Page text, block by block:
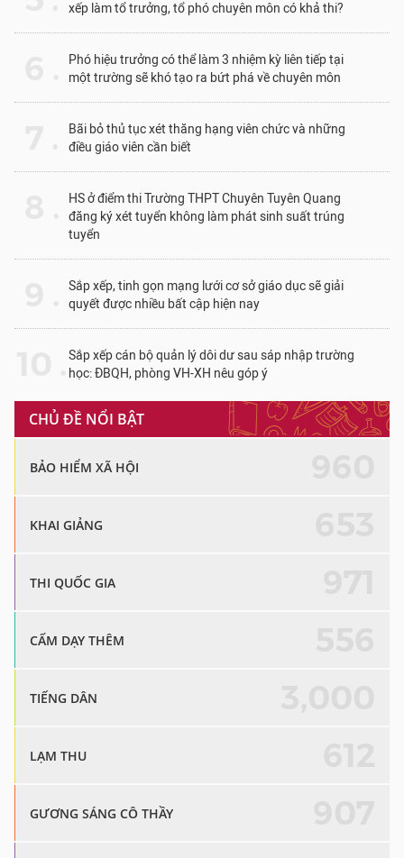
xếp làm tổ trưởng, tổ phó chuyên môn có khả thi?
Phó hiệu trưởng có thể làm 3 nhiệm kỳ liên tiếp tại
một trường sẽ khó tạo ra bứt phá về chuyên môn
Bãi bỏ thủ tục xét thăng hạng viên chức và những
điều giáo viên cần biết
HS ở điểm thi Trường THPT Chuyên Tuyên Quang
đăng ký xét tuyển không làm phát sinh suất trúng
tuyển
Sắp xếp, tinh gọn mạng lưới cơ sở giáo dục sẽ giải
quyết được nhiều bất cập hiện nay
Sắp xếp cán bộ quản lý dôi dư sau sáp nhập trường
học: ĐBQH, phòng VH-XH nêu góp ý
CHỦ ĐỀ NỔI BẬT
BẢO HIỂM XÃ HỘI
KHAI GIẢNG
THI QUỐC GIA
CẤM DẠY THÊM
TIẾNG DÂN
LẠM THU
GƯƠNG SÁNG CÔ THẦY